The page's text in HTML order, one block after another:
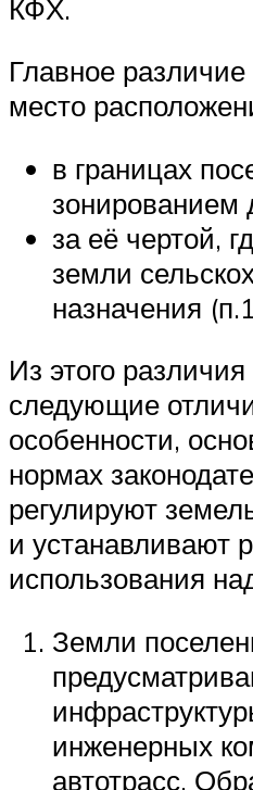
КФХ.
Главное
место
в границах
за её чертой,
земли
назначения
Из этого
следующие
особенности,
нормах
регулируют
и устанавливают
использования
Земли
инженерных
автотрасс.